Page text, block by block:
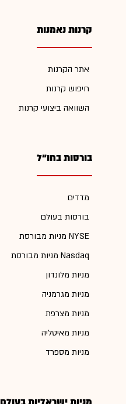
קרנות נאמנות
אתר הקרנות
חיפוש קרנות
השוואה ביצועי קרנות
בורסות בחו"ל
מדדים
בורסות בעולם
מניות מבורסת NYSE
מניות מבורסת Nasdaq
מניות מלונדון
מניות מגרמניה
מניות מצרפת
מניות מאיטליה
מניות מספרד